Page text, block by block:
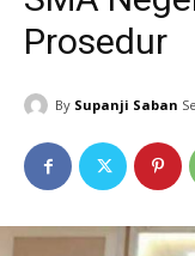
Prosedur
By Supanji Saban